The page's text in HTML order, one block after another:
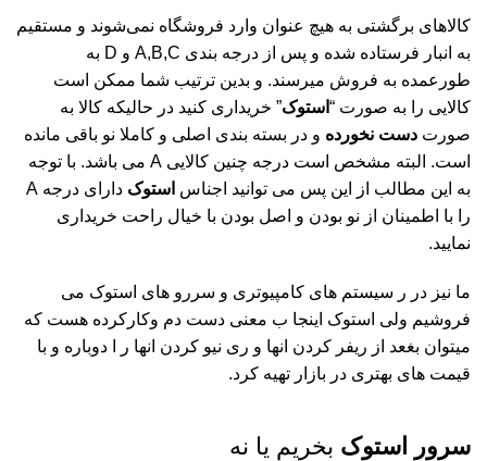
کالاهای برگشتی به هیچ عنوان وارد فروشگاه نمی‌شوند و مستقیم
به انبار فرستاده شده و پس از درجه بندی A,B,C و D به
طورعمده به فروش میرسند. و بدین ترتیب شما ممکن است
کالایی را به صورت “ استوک” خریداری کنید در حالیکه کالا به
صورت دست نخورده و در بسته بندی اصلی و کاملا نو باقی مانده
است. البته مشخص است درجه چنین کالایی A می باشد. با توجه
به این مطالب از این پس می توانید اجناس استوک
دارای درجه A
را با اطمینان از نو بودن و اصل بودن با خیال راحت خریداری
نمایید.
ما نیز در ر سیستم های کامپیوتری و سررو های استوک می
فروشیم ولی استوک اینجا ب معنی دست دم وکارکرده هست که
میتوان بغعد از ریفر کردن انها و ری نیو کردن انها ر ا دوباره و با
قیمت های بهتری در بازار تهیه کرد.
سرور استوک بخریم یا نه